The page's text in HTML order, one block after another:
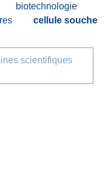
biotechnologie
cellule souche
scientifiques